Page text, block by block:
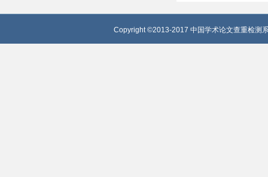
Copyright ©2013-2017 中国学术论文查重检